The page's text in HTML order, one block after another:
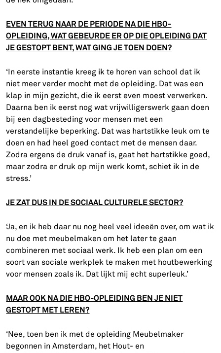
EVEN TERUG NAAR DE PERIODE NA DIE HBO-
OPLEIDING, WAT GEBEURDE ER OP DIE OPLEIDING DAT
JE GESTOPT BENT, WAT GING JE TOEN DOEN?
‘In eerste instantie kreeg ik te horen van school dat ik
niet meer verder mocht met de opleiding. Dat was een
klap in mijn gezicht, die ik eerst even moest verwerken.
Daarna ben ik eerst nog wat vrijwilligerswerk gaan doen
bij een dagbesteding voor mensen met een
verstandelijke beperking. Dat was hartstikke leuk om te
doen en had heel goed contact met de mensen daar.
Zodra ergens de druk vanaf is, gaat het hartstikke goed,
maar zodra er druk op mijn werk komt, schiet ik in de
stress.’
JE ZAT DUS IN DE SOCIAAL CULTURELE SECTOR?
‘Ja, en ik heb daar nu nog heel veel ideeën over, om wat ik
nu doe met meubelmaken om het later te gaan
combineren met sociaal werk. Ik heb een plan om een
soort van sociale werkplek te maken met houtbewerking
voor mensen zoals ik. Dat lijkt mij echt superleuk.’
MAAR OOK NA DIE HBO-OPLEIDING BEN JE NIET
GESTOPT MET LEREN?
‘Nee, toen ben ik met de opleiding Meubelmaker
begonnen in Amsterdam, het Hout- en